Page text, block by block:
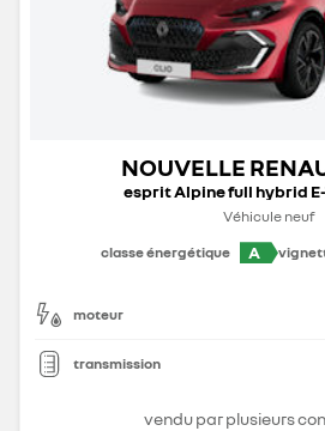
NOUVELLE
esprit Alpine full hybrid E-
Véhicule neuf
classe énergétique
A
moteur
transmission
vendu par plusieurs